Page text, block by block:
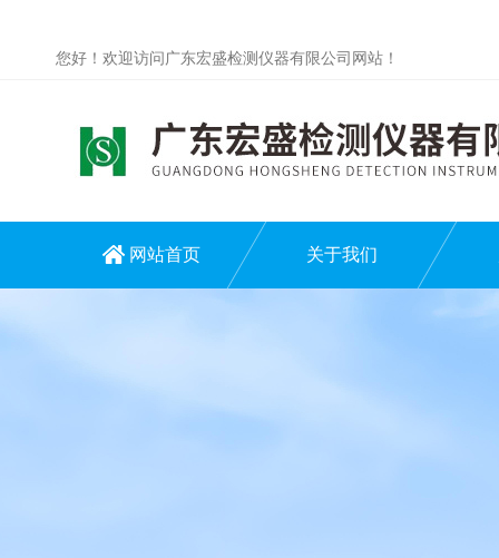
您好！欢迎访问广东宏盛检测仪器有限公司网站！
网站首页 关于我们